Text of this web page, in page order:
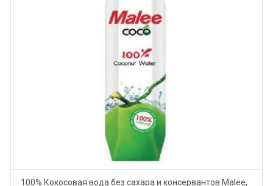
100% Кокосовая вода без сахара и консервантов Malee,